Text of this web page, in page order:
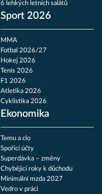
6 lehkých letních salátů
Sport 2026
MMA
Fotbal 2026/27
Hokej 2026
Tenis 2026
F1 2026
Atletika 2026
Cyklistika 2026
Ekonomika
Temu a clo
Spořicí účty
Superdávka – změny
Chybějící roky k důchodu
Minimální mzda 2027
Vedro v práci